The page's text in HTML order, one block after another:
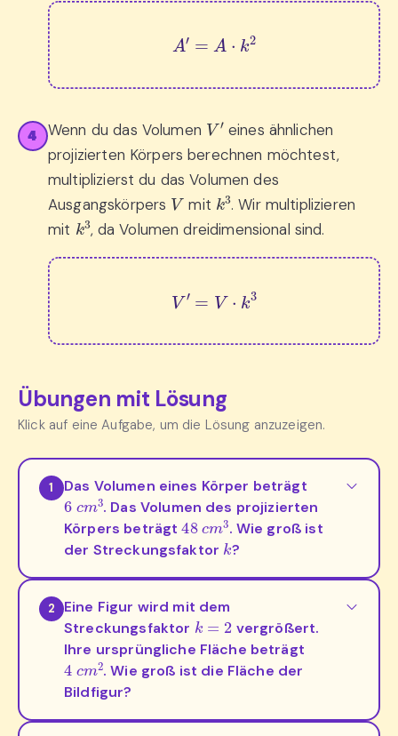
A A⋅ 2
4 Wenn du das Volumen V′eines ähnlichen
projizierten Körpers berechnen möchtest,
multiplizierst du das Volumen des
Ausgangskörpers V mit k 3. Wir multiplizieren
mit k 3, da Volumen dreidimensional sind.
V V⋅k 3
Übungen mit Lösung
Klick auf eine Aufgabe, um die Lösung anzuzeigen.
1 Das Volumen eines Körper beträgt
6 cm3
. Das Volumen des projizierten
Körpers beträgt48 cm3
. Wie groß ist
der Streckungsfaktor k?
2
Eine Figur wird mit dem
Streckungsfaktor k=2
vergrößert.
Ihre ursprüngliche Fläche beträgt
4cm2
. Wie groß ist die Fläche der
Bildfigur?